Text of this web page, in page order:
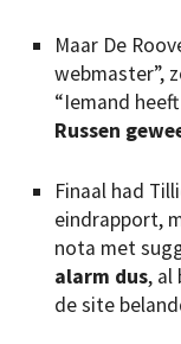
Maar De
webmaster”,
“Iemand
Russen
Finaal had
eindrapport,
nota met
alarm dus, al
de site